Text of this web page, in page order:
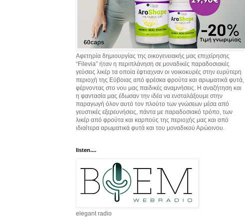
Αφετηρία δημιουργίας της οικογενειακής μας επιχείρησης
“Filevia” ήταν η περιπλάνηση σε μοναδικές παραδοσιακές
γεύσεις λικέρ τα οποία έφτιαχναν οι νοικοκυρές στην ευρύτερη
περιοχή της Εύβοιας από φρέσκα φρούτα και αρωματικά φυτά,
φέρνοντας στο νου μας παιδικές αναμνήσεις. Η αναζήτηση και
η φαντασία μας έδωσαν την ιδέα να ενσταλάξουμε στην
παραγωγή όλον αυτό τον πλούτο των γνώσεων μέσα από
γευστικές εξερευνήσεις, πάντα με παραδοσιακό τρόπο, των
λικέρ από φρούτα και καρπούς της περιοχής μας και από
ιδιαίτερα αρωματικά φυτά και του μοναδικού Αρώοινου.
listen....
elegant radio